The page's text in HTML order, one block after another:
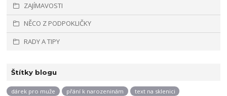
ZAJÍMAVOSTI
NĚCO Z PODPOKLIČKY
RADY A TIPY
Štítky blogu
dárek pro muže přání k narozeninám
text na sklenici